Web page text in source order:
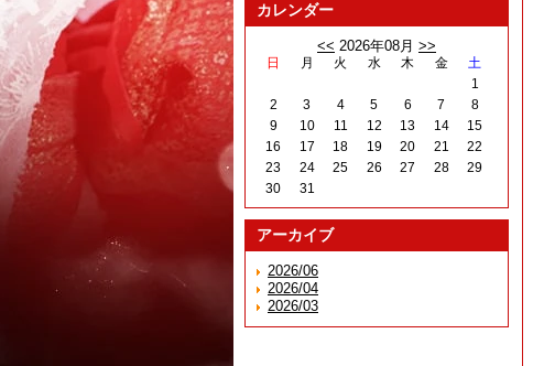
カレンダー
<< 2026年08月 >>
日 月 火 水 木 金
土
1
2
3 4 5 6 7
8
9
10 11 12 13 14
15
16
17 18 19 20 21
22
23
24 25 26 27 28
29
30
31
アーカイブ
2026/06
2026/04
2026/03